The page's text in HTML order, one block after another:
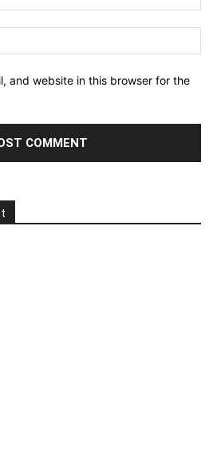
and website in this browser for the